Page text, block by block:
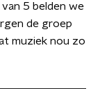
5 belden we
de groep
muziek nou zo